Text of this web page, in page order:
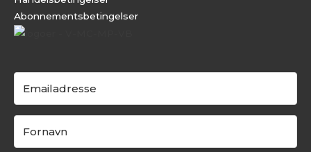
Abonnementsbetingelser